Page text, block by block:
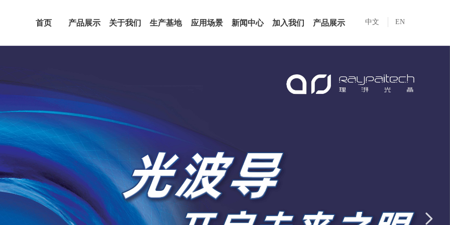
首页 产品展示 关于我们 生产基地 应用场景 新闻中心 加入我们 产品展示 中文 EN
넲